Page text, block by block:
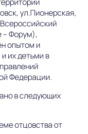
ул.Пионерская,
– Форум),
опытом и
их детьми в
Федерации.
в следующих
отцовства от